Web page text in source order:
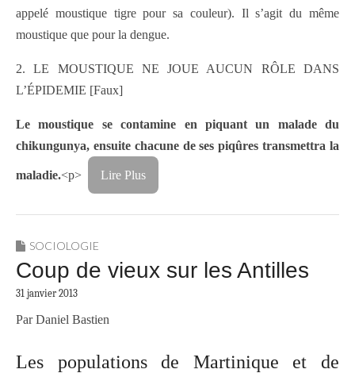
appelé moustique tigre pour sa couleur). Il s’agit du même
moustique que pour la dengue.
2. LE MOUSTIQUE NE JOUE AUCUN RÔLE DANS
L’ÉPIDEMIE [Faux]
Le moustique se contamine en piquant un malade du
chikungunya, ensuite chacune de ses piqûres transmettra la
maladie.<p> Lire Plus
SOCIOLOGIE
Coup de vieux sur les Antilles
31 janvier 2013
Par Daniel Bastien
Les populations de Martinique et de